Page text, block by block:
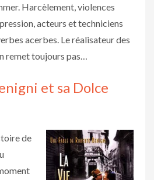
Harcèlement, violences
acteurs et techniciens
acerbes. Le réalisateur des
remet toujours pas…
et sa Dolce
de